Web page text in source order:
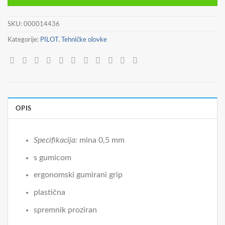
SKU: 000014436
Kategorije: PILOT , Tehničke olovke
OPIS
Specifikacija: mina 0,5 mm
s gumicom
ergonomski gumirani grip
plastična
spremnik proziran